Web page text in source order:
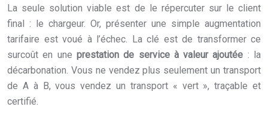
La seule solution viable est de le répercuter sur le client
final : le chargeur. Or, présenter une simple augmentation
tarifaire est voué à l’échec. La clé est de transformer ce
surcoût en une prestation de service à valeur ajoutée : la
décarbonation. Vous ne vendez plus seulement un transport
de A à B, vous vendez un transport « vert », traçable et
certifié.